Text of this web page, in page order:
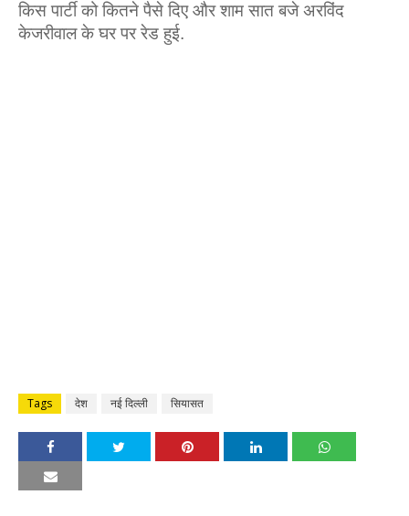
किस पार्टी को कितने पैसे दिए और शाम सात बजे अरविंद
केजरीवाल के घर पर रेड हुई.
Tags देश नई दिल्ली सियासत